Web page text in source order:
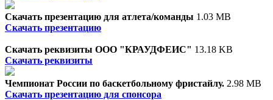
Скачать презентацию для атлета/команды 1.03 MB
Скачать презентацию
Скачать реквизиты ООО "КРАУДФЕИС" 13.18 KB
Скачать реквизиты
Чемпионат России по баскетбольному фристайлу. 2.98 MB
Скачать презентацию для спонсора